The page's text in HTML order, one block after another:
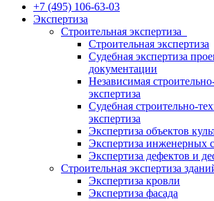
+7 (495) 106-63-03
Экспертиза
Строительная экспертиза
Строительная экспертиза
Судебная экспертиза
документации
Независимая
экспертиза
Судебная строительно-
экспертиза
Экспертиза объектов
Экспертиза инженерных
Экспертиза дефектов и
Строительная экспертиза
Экспертиза кровли
Экспертиза фасада